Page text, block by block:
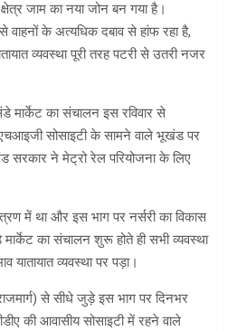
जाम का नया जोन बन गया है।
वाहनों के अत्यधिक दबाव से हांफ रहा है,
व्यवस्था पूरी तरह पटरी से उतरी नजर
का संचालन इस रविवार से
सोसाइटी के सामने वाले भूखंड पर
सरकार ने मेट्रो रेल परियोजना के लिए
में था और इस भाग पर नर्सरी का विकास
मार्केट का संचालन शुरू होते ही सभी व्यवस्था
यातायात व्यवस्था पर पड़ा।
राजमार्ग) से सीधे जुड़े इस भाग पर दिनभर
की आवासीय सोसाइटी में रहने वाले